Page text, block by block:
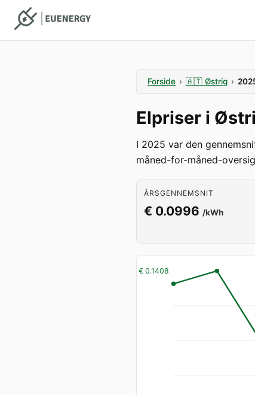
Forside › 🇦🇹 Østrig ›
Elpriser i
I 2025 var den
måned-for-måned-
ÅRSGENNEMSNIT
€ 0.0996 /kWh
€ 0.1408